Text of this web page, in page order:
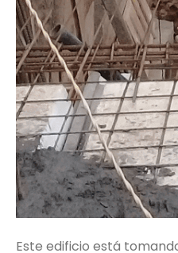
Este edificio está